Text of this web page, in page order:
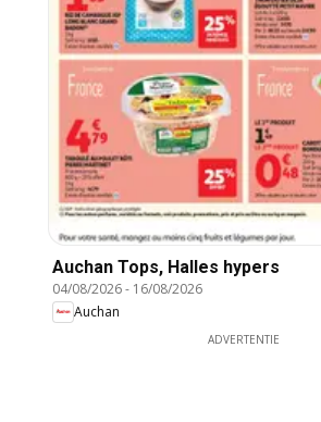
Auchan Tops, Halles hypers
04/08/2026- 16/08/2026
Auchan
ADVERTENTIE